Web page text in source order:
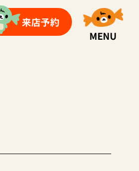
来店予約
MENU